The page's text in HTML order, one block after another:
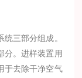
三部分组成。
分。进样装置用
于去除干净空气